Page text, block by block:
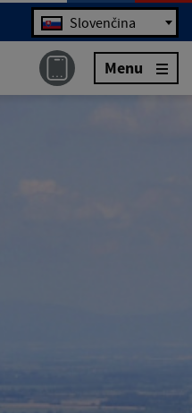
Jazyk Slovenčina
Menu